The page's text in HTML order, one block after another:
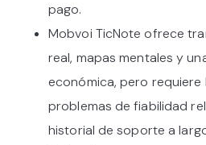
pago.
Mobvoi TicNote ofrece
real, mapas mentales y
económica, pero
problemas de fiabilidad
historial de soporte a